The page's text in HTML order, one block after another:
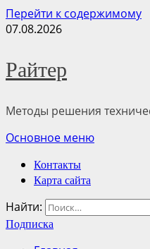
Перейти к содержимому
07.08.2026
Райтер
Методы решения
Основное меню
Контакты
Карта сайта
Найти:
Подписка